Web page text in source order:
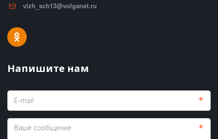
vlzh_sch13@volganet.ru
Напишите нам
*
*